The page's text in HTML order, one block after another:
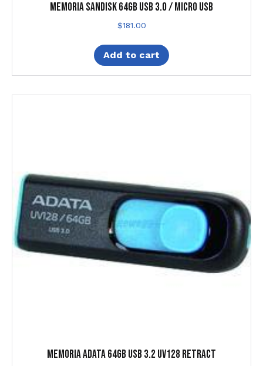
MEMORIA SANDISK 64GB USB 3.0 / MICRO USB
$181.00
Add to cart
MEMORIA ADATA 64GB USB 3.2 UV128 RETRACT